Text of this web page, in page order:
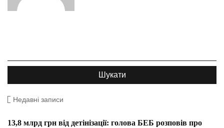
Недавні записи
13,8 млрд грн від детінізації: голова БЕБ розповів про